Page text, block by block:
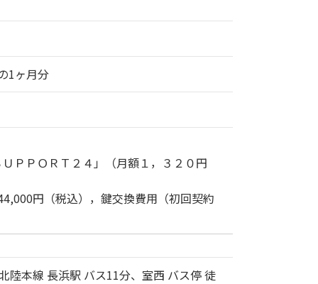
1ヶ月分
ＰＰＯＲＴ２４」（月額１，３２０円
円（税込），鍵交換費用（初回契約
陸本線 長浜駅 バス11分、室西 バス停 徒